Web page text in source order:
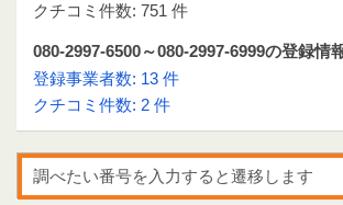
クチコミ件数: 751 件
080-2997-6500～080-2997-6999の登録情
登録事業者数: 13 件
クチコミ件数: 2 件